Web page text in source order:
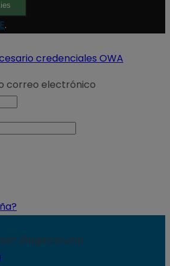
.
credenciales OWA
correo electrónico
¡Registra una!